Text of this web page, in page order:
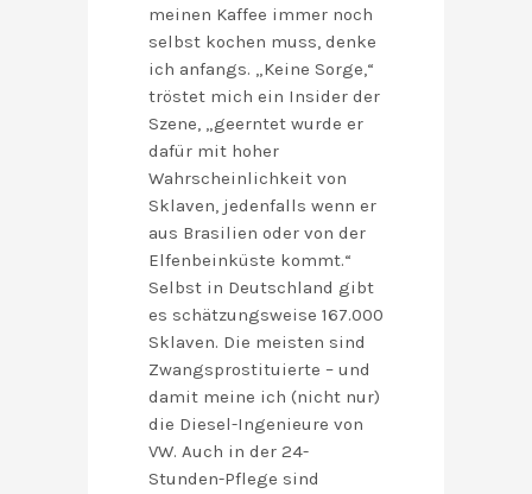
meinen Kaffee immer noch
selbst kochen muss, denke
ich anfangs. „Keine Sorge,“
tröstet mich ein Insider der
Szene, „geerntet wurde er
dafür mit hoher
Wahrscheinlichkeit von
Sklaven, jedenfalls wenn er
aus Brasilien oder von der
Elfenbeinküste kommt.“
Selbst in Deutschland gibt
es schätzungsweise 167.000
Sklaven. Die meisten sind
Zwangsprostituierte – und
damit meine ich (nicht nur)
die Diesel-Ingenieure von
VW. Auch in der 24-
Stunden-Pflege sind